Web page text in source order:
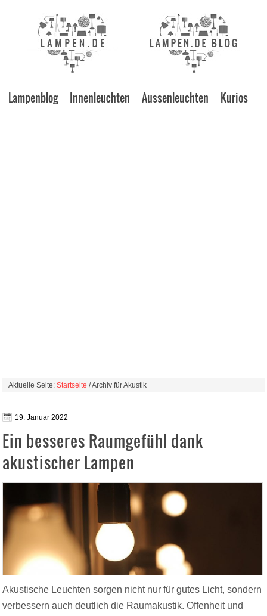
Lampenblog Innenleuchten Aussenleuchten Kurios
Aktuelle Seite:Startseite / Archiv für Akustik
19. Januar 2022
Ein besseres Raumgefühl dank
akustischer Lampen
Akustische Leuchten sorgen nicht nur für gutes Licht, sondern
verbessern auch deutlich die Raumakustik. Offenheit und